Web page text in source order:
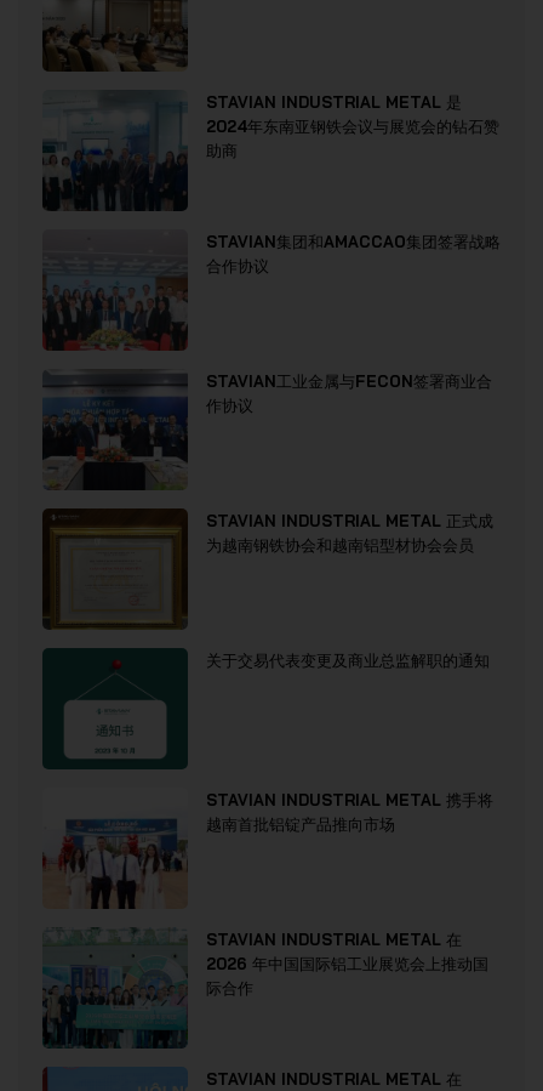
STAVIAN INDUSTRIAL METAL 是
2024年东南亚钢铁会议与展览会的钻石赞
助商
STAVIAN集团和AMACCAO集团签署战略
合作协议
STAVIAN工业金属与FECON签署商业合
作协议
STAVIAN INDUSTRIAL METAL 正式成
为越南钢铁协会和越南铝型材协会会员
关于交易代表变更及商业总监解职的通知
STAVIAN INDUSTRIAL METAL 携手将
越南首批铝锭产品推向市场
STAVIAN INDUSTRIAL METAL 在
2026 年中国国际铝工业展览会上推动国
际合作
STAVIAN INDUSTRIAL METAL 在